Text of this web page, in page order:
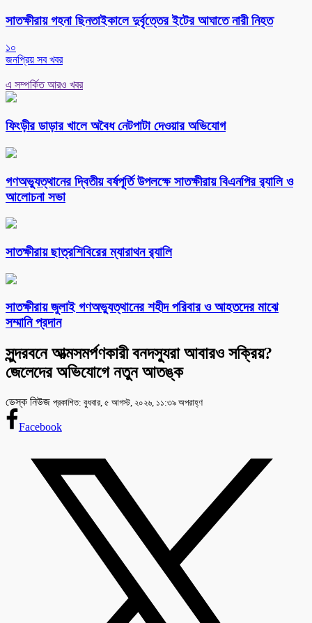
সাতক্ষীরায় গহনা ছিনতাইকালে দুর্বৃত্তের ইটের আঘাতে নারী নিহত
১০
জনপ্রিয় সব খবর
এ সম্পর্কিত আরও খবর
ফিংড়ীর ডাড়ার খালে অবৈধ নেটপাটা দেওয়ার অভিযোগ
গণঅভ্যুত্থানের দ্বিতীয় বর্ষপূর্তি উপলক্ষে সাতক্ষীরায় বিএনপির র‌্যালি ও
আলোচনা সভা
সাতক্ষীরায় ছাত্রশিবিরের ম্যারাথন র‌্যালি
সাতক্ষীরায় জুলাই গণঅভ্যুত্থানের শহীদ পরিবার ও আহতদের মাঝে
সম্মানি প্রদান
সুন্দরবনে আত্মসমর্পণকারী বনদস্যুরা আবারও সক্রিয়?
জেলেদের অভিযোগে নতুন আতঙ্ক
ডেস্ক নিউজ প্রকাশিত: বুধবার, ৫ আগস্ট, ২০২৬, ১১:৩৯ অপরাহ্ণ
Facebook